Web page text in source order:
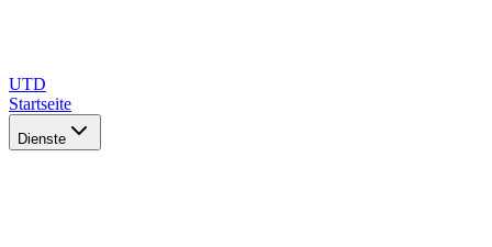
UTD
Startseite
Dienste